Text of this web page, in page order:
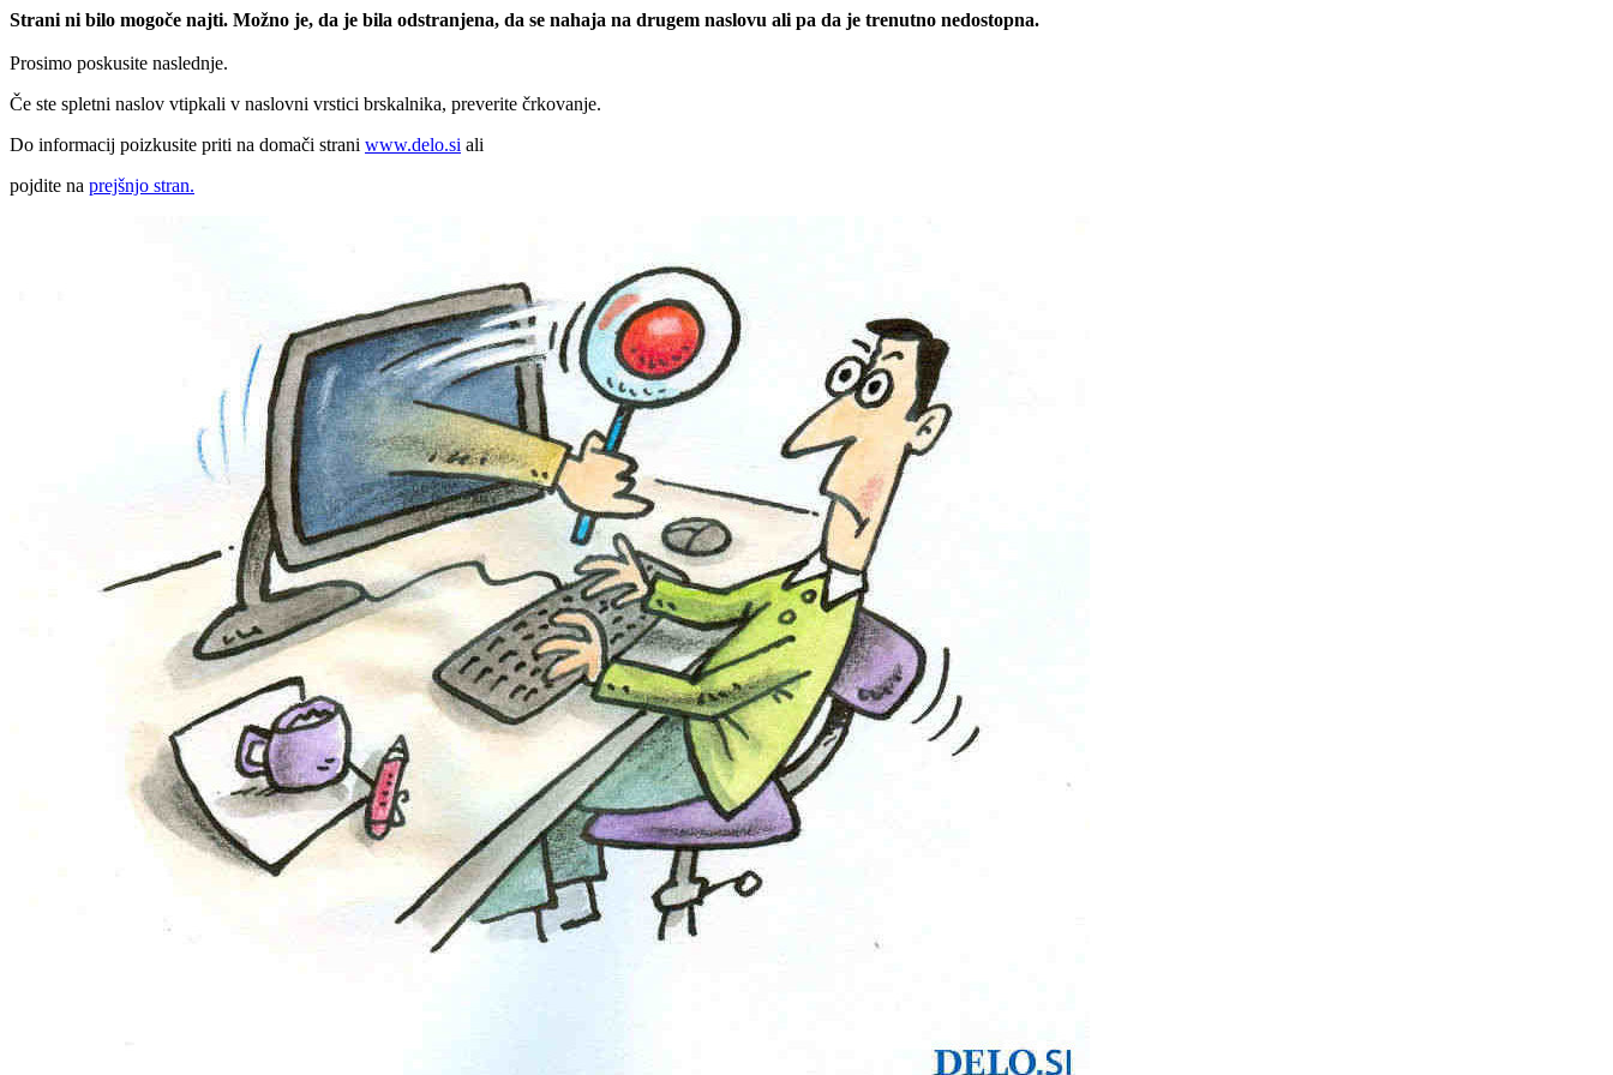
Strani ni bilo mogoče najti. Možno je, da je bila odstranjena, da se nahaja na drugem naslovu ali pa da je trenutno nedostopna.
Prosimo poskusite naslednje.
Če ste spletni naslov vtipkali v naslovni vrstici brskalnika, preverite črkovanje.
Do informacij poizkusite priti na domači strani www.delo.si ali
pojdite na prejšnjo stran.